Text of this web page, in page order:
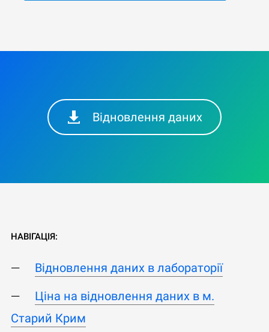
Відновлення даних
НАВІГАЦІЯ:
Відновлення даних в лабораторії
Ціна на відновлення даних в м.
Старий Крим